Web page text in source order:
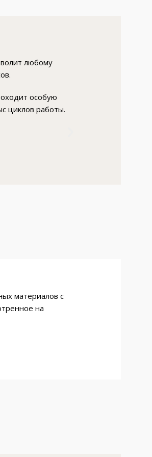
любому
особую
циклов работы.
материалов с
на